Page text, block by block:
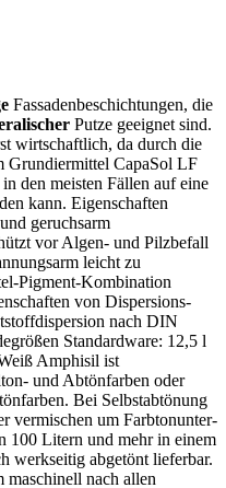
Fassadenbeschichtungen, die
Putze geeignet sind.
wirt­schaftlich, da durch die
Grundiermittel CapaSol LF
den meisten Fällen auf eine
kann. Eigenschaften
geruchsarm
vor Algen- und Pilzbefall
leicht zu
Pigment-Kombination
von Dispersions-
nach DIN
Standardware: 12,5 l
Amphisil ist
und Abtönfarben oder
Bei Selbstabtönung
vermischen um Farb­tonunter­
100 Litern und mehr in einem
werk­seitig abgetönt lieferbar.
nach allen